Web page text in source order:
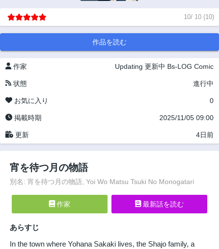
10/ 10 (10)
作品を読む
作家 Updating 更新中 Bs-LOG Comic
状態 進行中
お気に入り 0
掲載時期 2025/11/05 09:00
更新 4日前
宵を待つ月の物語
別名: 宵を待つ月の物語, Yoi Wo Matsu Tsuki No Monogatari
作家 最新話を読む
あらすじ
In the town where Yohana Sakaki lives, the Shajo family, a